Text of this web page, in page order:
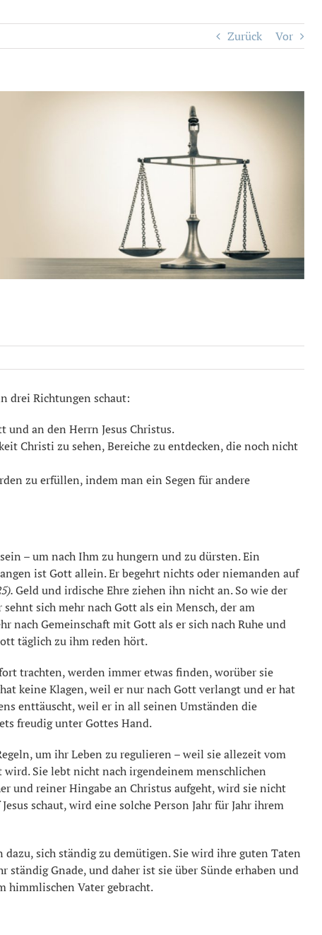
Zurück Vor
drei Richtungen schaut:
an den Herrn Jesus Christus.
Christi zu sehen, Bereiche zu entdecken, die noch nicht
zu erfüllen, indem man ein Segen für andere
– um nach Ihm zu hungern und zu dürsten. Ein
ist Gott allein. Er begehrt nichts oder niemanden auf
Geld und irdische Ehre ziehen ihn nicht an. So wie der
sich mehr nach Gott als ein Mensch, der am
nach Gemeinschaft mit Gott als er sich nach Ruhe und
täglich zu ihm reden hört.
trachten, werden immer etwas finden, worüber sie
keine Klagen, weil er nur nach Gott verlangt und er hat
enttäuscht, weil er in all seinen Umständen die
freudig unter Gottes Hand.
um ihr Leben zu regulieren – weil sie allezeit vom
Sie lebt nicht nach irgendeinem menschlichen
und reiner Hingabe an Christus aufgeht, wird sie nicht
schaut, wird eine solche Person Jahr für Jahr ihrem
sich ständig zu demütigen. Sie wird ihre guten Taten
ständig Gnade, und daher ist sie über Sünde erhaben und
himmlischen Vater gebracht.